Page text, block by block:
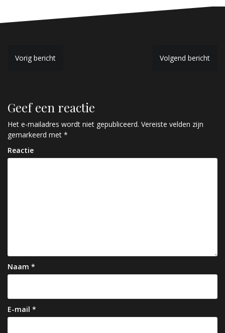
B
i
c
h
t
a
t
i
e
Vorig bericht Volgend bericht
Geef een reactie
Het e-mailadres wordt niet gepubliceerd. Vereiste velden zijn
gemarkeerd met *
Reactie
Naam *
E-mail *